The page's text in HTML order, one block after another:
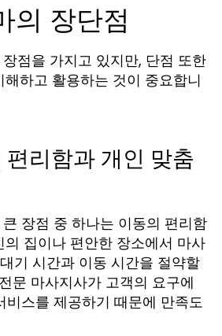
의 장단점
점을 가지고 있지만, 단점 또한
해하고 활용하는 것이 중요합니
편리함과 개인 맞춤
장점 중 하나는 이동의 편리함
의 집이나 편안한 장소에서 마사
기 시간과 이동 시간을 절약할
문 마사지사가 고객의 요구에
비스를 제공하기 때문에 만족도